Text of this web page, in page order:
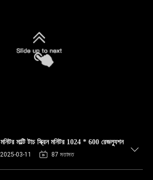
মাল্টি টাচ স্ক্রিন মনিটর 1024 * 600 রেজল্যুশন
2025-03-11 87 মতামত